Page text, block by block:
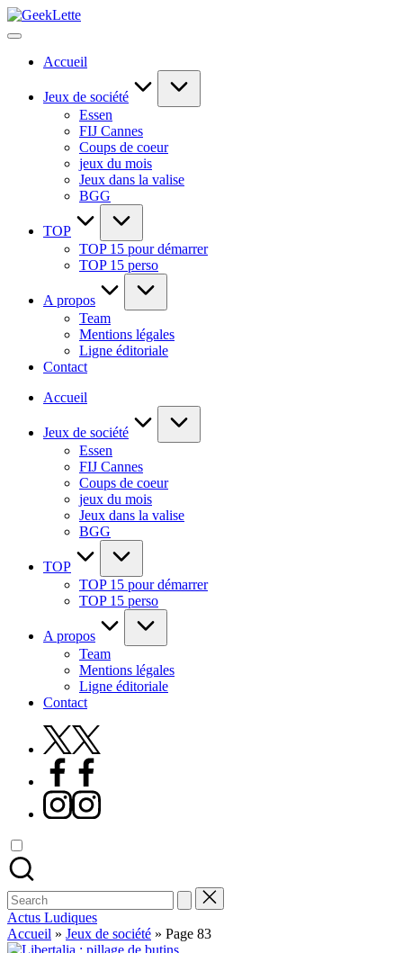
Skip
to
GeekLette
blog
Accueil
Jeux de société
Essen
FIJ Cannes
Coups de coeur
jeux du mois
Jeux dans la valise
BGG
TOP
TOP 15 pour démarrer
TOP 15 perso
A propos
Team
Mentions légales
Ligne éditoriale
Contact
Accueil
Jeux de société
Essen
FIJ Cannes
Coups de coeur
jeux du mois
Jeux dans la valise
BGG
TOP
TOP 15 pour démarrer
TOP 15 perso
A propos
Team
Mentions légales
Ligne éditoriale
Contact
X
Facebook
Instagram
Search
for:
Actus Ludiques
Accueil » Jeux de société » Page 83